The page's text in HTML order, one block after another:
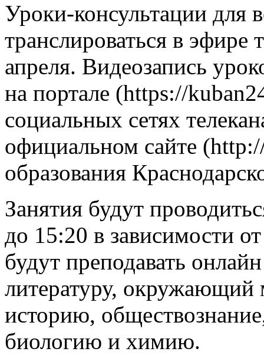
Уроки-консультации для
транслироваться в эфире
апреля. Видеозапись
на портале (https://
социальных сетях
официальном сайте
образования
Занятия будут
до 15:20 в зависимости
будут преподавать
литературу,
историю,
биологию и химию.